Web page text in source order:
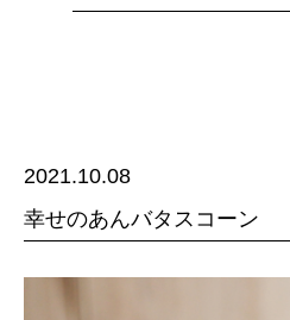
2021.10.08
幸せのあんバタスコーン